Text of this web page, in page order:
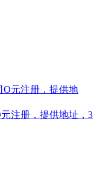
注册，提供地址，3